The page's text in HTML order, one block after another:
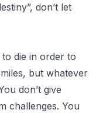
don’t let
die in order to
but whatever
don’t give
challenges. You